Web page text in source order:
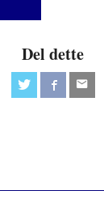
Del dette